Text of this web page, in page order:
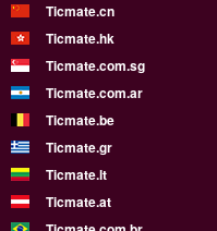
Ticmate.cn
Ticmate.hk
Ticmate.com.sg
Ticmate.com.ar
Ticmate.be
Ticmate.gr
Ticmate.lt
Ticmate.at